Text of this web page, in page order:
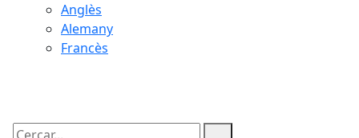
Anglès
Alemany
Francès